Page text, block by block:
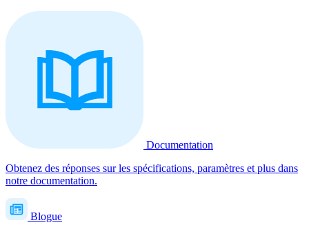
Documentation
Obtenez des réponses sur les spécifications, paramètres et plus dans
notre documentation.
Blogue